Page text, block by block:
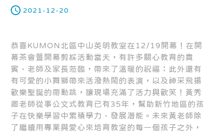
2021-12-20
恭喜KUMON北區中山英明教室在12/19開幕！在開
幕茶會暨開幕剪綵活動當天，有許多關心教育的貴
賓、老師及家長蒞臨，帶來了溫暖的祝福；此外還有
有可愛的小舞獅帶來活潑熱鬧的表演，以及神采飛揚
歡樂聖誕的帶動跳，讓現場充滿了活力與歡笑！黃秀
卿老師從事公文式教育已有35年，幫助新竹地區的孩
子在快樂學習中累積學力、發展潛能。未來黃老師除
了繼續用專業與愛心來培育教室的每一個孩子之外，